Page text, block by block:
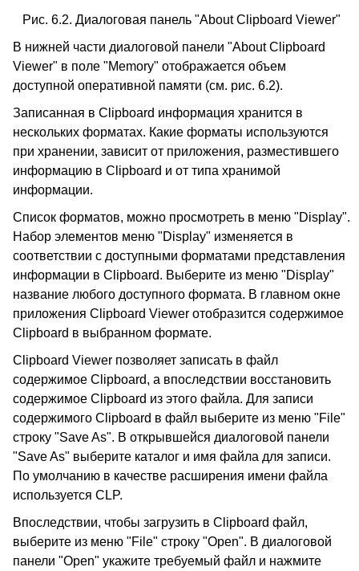
Рис. 6.2. Диалоговая панель "About Clipboard Viewer"
В нижней части диалоговой панели "About Clipboard
Viewer" в поле "Memory" отображается объем
доступной оперативной памяти (см. рис. 6.2).
Записанная в Clipboard информация хранится в
нескольких форматах. Какие форматы используются
при хранении, зависит от приложения, разместившего
информацию в Clipboard и от типа хранимой
информации.
Список форматов, можно просмотреть в меню "Display".
Набор элементов меню "Display" изменяется в
соответствии с доступными форматами представления
информации в Clipboard. Выберите из меню "Display"
название любого доступного формата. В главном окне
приложения Clipboard Viewer отобразится содержимое
Clipboard в выбранном формате.
Clipboard Viewer позволяет записать в файл
содержимое Clipboard, а впоследствии восстановить
содержимое Clipboard из этого файла. Для записи
содержимого Clipboard в файл выберите из меню "File"
строку "Save As". В открывшейся диалоговой панели
"Save As" выберите каталог и имя файла для записи.
По умолчанию в качестве расширения имени файла
используется CLP.
Впоследствии, чтобы загрузить в Clipboard файл,
выберите из меню "File" строку "Open". В диалоговой
панели "Open" укажите требуемый файл и нажмите